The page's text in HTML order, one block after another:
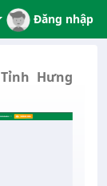
Đăng nhập
Hưng